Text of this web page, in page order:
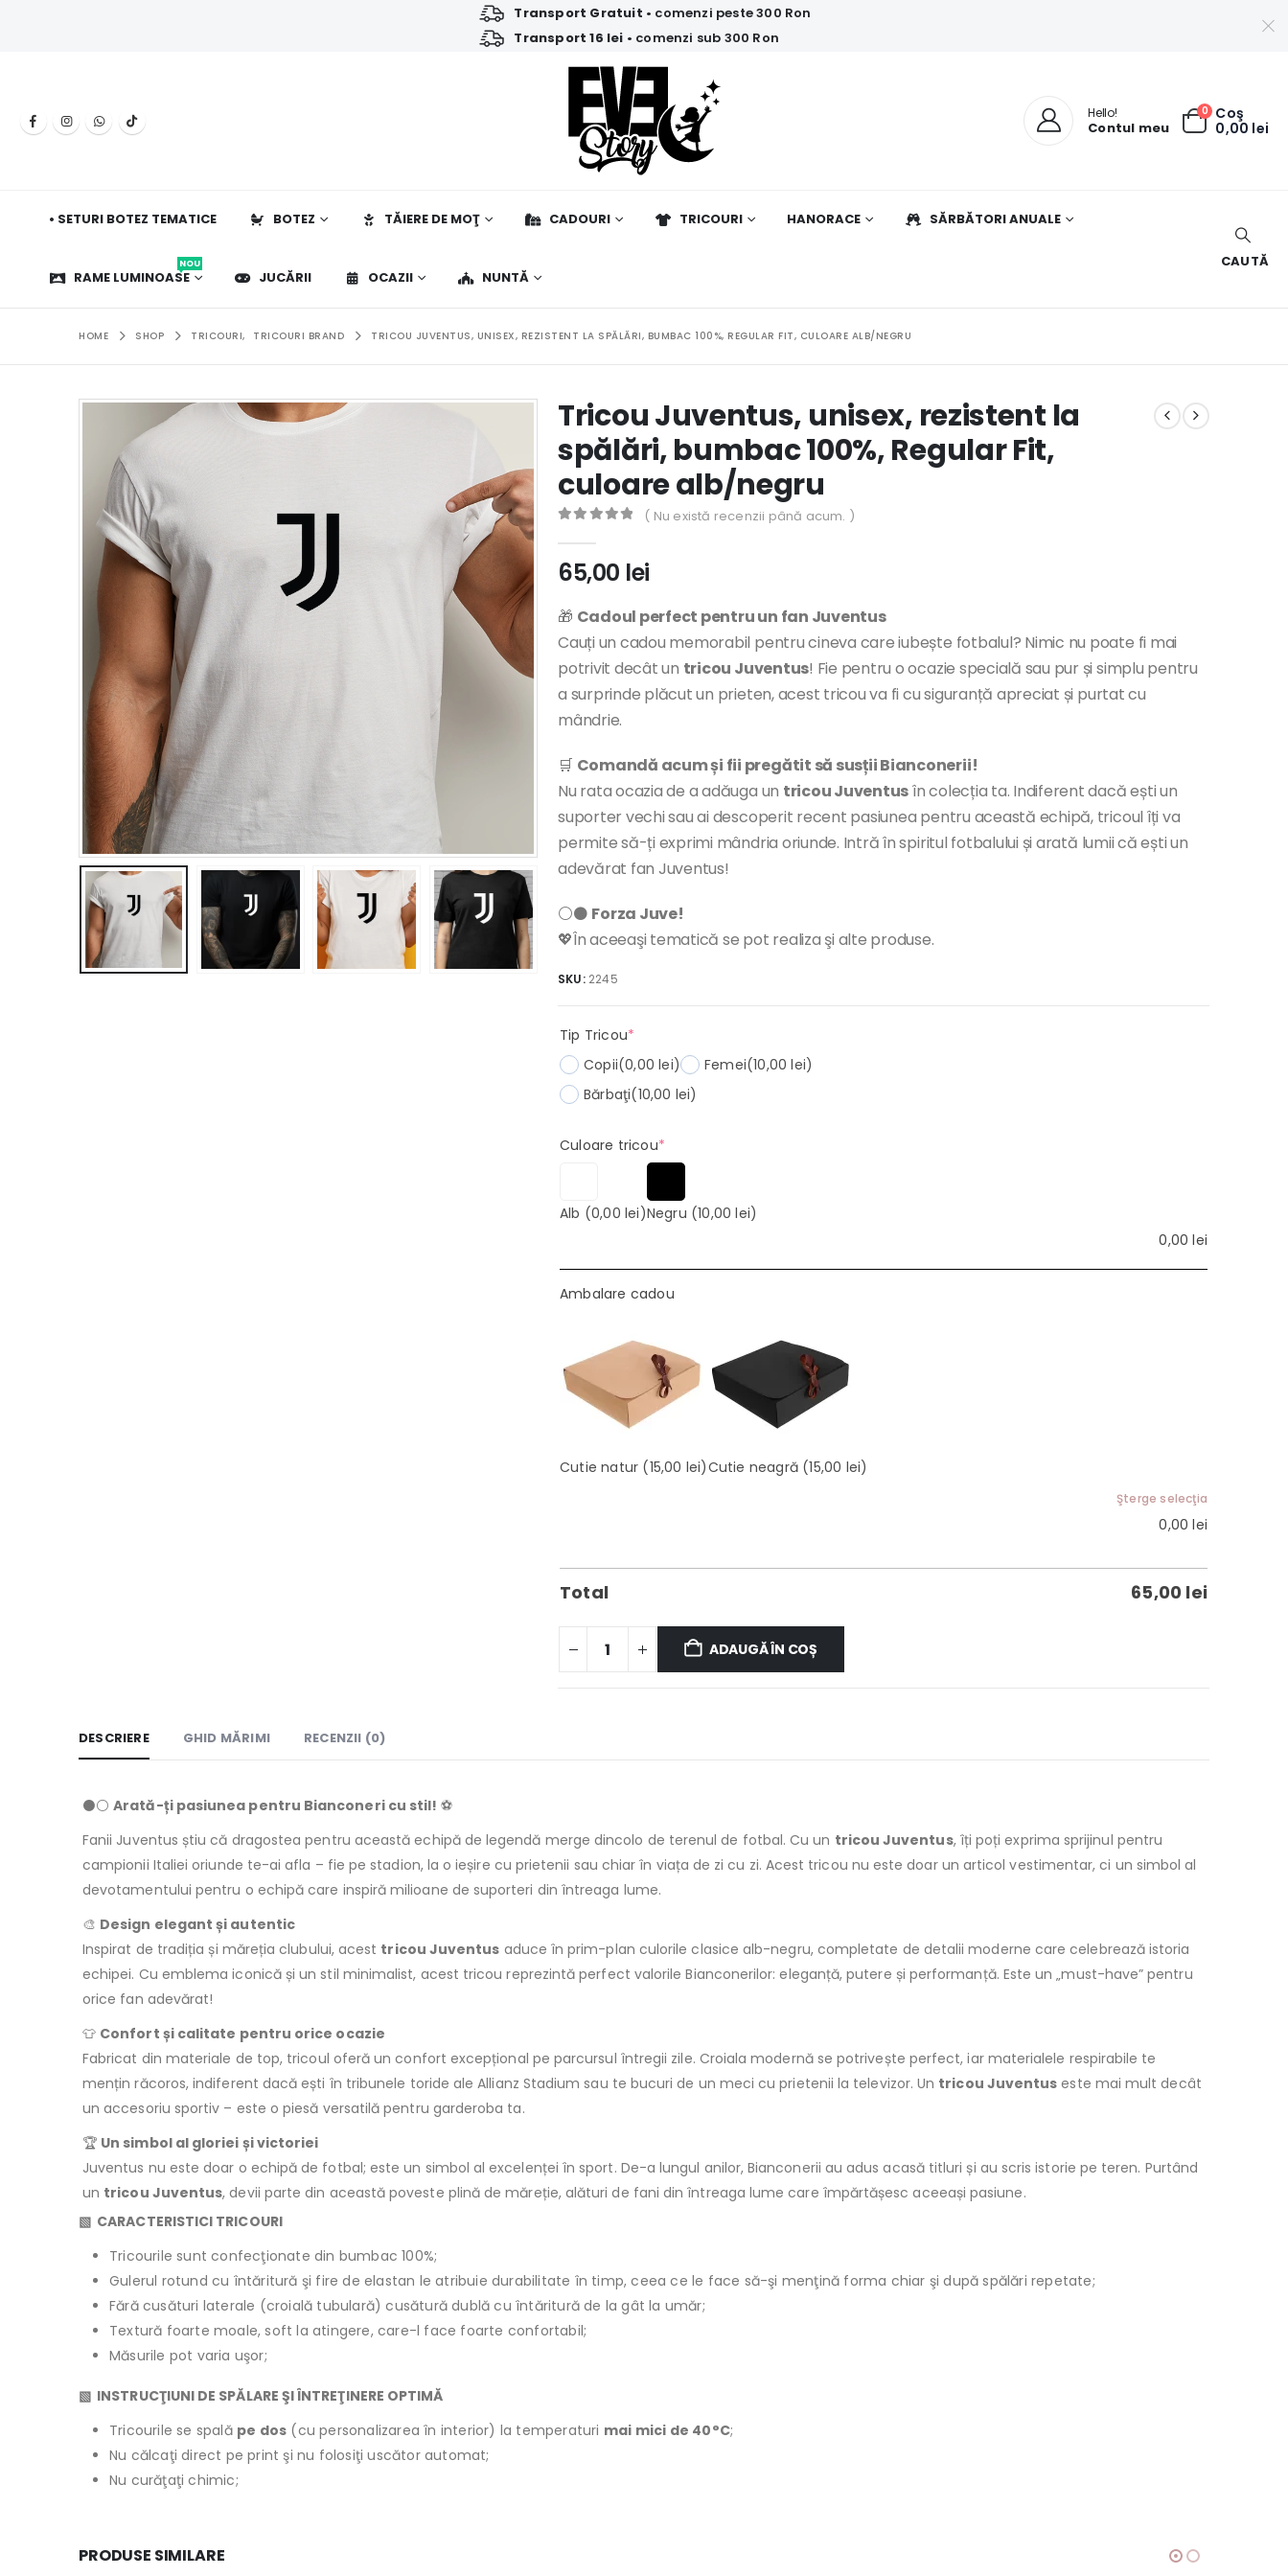
Transport Gratuit • comenzi peste 300 Ron
Transport 16 lei • comenzi sub 300 Ron
Hello!
Contul meu
0 Coş
0,00 lei
• SETURI BOTEZ TEMATICE BOTEZ TĂIERE DE MOŢ CADOURI TRICOURI HANORACE SĂRBĂTORI ANUALE
RAME LUMINOASE
NOU
JUCĂRII OCAZII NUNTĂ
CAUTĂ
HOME SHOP TRICOURI, TRICOURI BRAND TRICOU JUVENTUS, UNISEX, REZISTENT LA SPĂLĂRI, BUMBAC 100%, REGULAR FIT, CULOARE ALB/NEGRU
Tricou Juventus, unisex, rezistent la
spălări, bumbac 100%, Regular Fit,
culoare alb/negru
( Nu există recenzii până acum. )
65,00 lei
🎁 Cadoul perfect pentru un fan Juventus
Cauți un cadou memorabil pentru cineva care iubește fotbalul? Nimic nu poate fi mai
potrivit decât un tricou Juventus! Fie pentru o ocazie specială sau pur și simplu pentru
a surprinde plăcut un prieten, acest tricou va fi cu siguranță apreciat și purtat cu
mândrie.
🛒 Comandă acum și fii pregătit să susții Bianconerii!
Nu rata ocazia de a adăuga un tricou Juventusîn colecția ta. Indiferent dacă ești un
suporter vechi sau ai descoperit recent pasiunea pentru această echipă, tricoul îți va
permite să-ți exprimi mândria oriunde. Intră în spiritul fotbalului și arată lumii că ești un
adevărat fan Juventus!
⚪⚫ Forza Juve!
💖În aceeaşi tematică se pot realiza şi alte produse.
SKU: 2245
Tip Tricou*
Copii(0,00 lei) Femei(10,00 lei)
Bărbaţi(10,00 lei)
Culoare tricou*(required)
Alb (0,00 lei)Negru (10,00 lei)
0,00lei
Ambalare cadou
Cutie natur (15,00 lei)Cutie neagră (15,00 lei)
Şterge selecţia
0,00lei
Total 65,00 lei
ADAUGĂ ÎN COȘ
DESCRIERE GHID MĂRIMI RECENZII (0)
⚫⚪Arată-ți pasiunea pentru Bianconeri cu stil! ⚽
Fanii Juventus știu că dragostea pentru această echipă de legendă merge dincolo de terenul de fotbal. Cu un tricou Juventus, îți poți exprima sprijinul pentru
campionii Italiei oriunde te-ai afla – fie pe stadion, la o ieșire cu prietenii sau chiar în viața de zi cu zi. Acest tricou nu este doar un articol vestimentar, ci un simbol al
devotamentului pentru o echipă care inspiră milioane de suporteri din întreaga lume.
🎨 Design elegant și autentic
Inspirat de tradiția și măreția clubului, acest tricou Juventus aduce în prim-plan culorile clasice alb-negru, completate de detalii moderne care celebrează istoria
echipei. Cu emblema iconică și un stil minimalist, acest tricou reprezintă perfect valorile Bianconerilor: eleganță, putere și performanță. Este un „must-have” pentru
orice fan adevărat!
👕 Confort și calitate pentru orice ocazie
Fabricat din materiale de top, tricoul oferă un confort excepțional pe parcursul întregii zile. Croiala modernă se potrivește perfect, iar materialele respirabile te
mențin răcoros, indiferent dacă ești în tribunele toride ale Allianz Stadium sau te bucuri de un meci cu prietenii la televizor. Un tricou Juventus este mai mult decât
un accesoriu sportiv – este o piesă versatilă pentru garderoba ta.
🏆 Un simbol al gloriei și victoriei
Juventus nu este doar o echipă de fotbal; este un simbol al excelenței în sport. De-a lungul anilor, Bianconerii au adus acasă titluri și au scris istorie pe teren. Purtând
un tricou Juventus, devii parte din această poveste plină de măreție, alături de fani din întreaga lume care împărtășesc aceeași pasiune.
▧ CARACTERISTICI TRICOURI
Tricourile sunt confecţionate din bumbac 100%;
Gulerul rotund cu întăritură şi fire de elastan le atribuie durabilitate în timp, ceea ce le face să-şi menţină forma chiar şi după spălări repetate;
Fără cusături laterale (croială tubulară) cusătură dublă cu întăritură de la gât la umăr;
Textură foarte moale, soft la atingere, care-l face foarte confortabil;
Măsurile pot varia uşor;
▧ INSTRUCŢIUNI DE SPĂLARE ŞI ÎNTREŢINERE OPTIMĂ
Tricourile se spală pe dos (cu personalizarea în interior) la temperaturi mai mici de 40°C;
Nu călcaţi direct pe print şi nu folosiţi uscător automat;
Nu curăţaţi chimic;
PRODUSE SIMILARE